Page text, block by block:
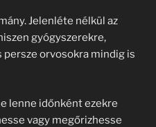
Jelenléte nélkül az
gyógyszerekre,
persze orvosokra mindig is
lenne időnként ezekre
vagy megőrizhesse